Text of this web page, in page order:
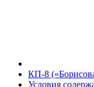
КП-8
Условия